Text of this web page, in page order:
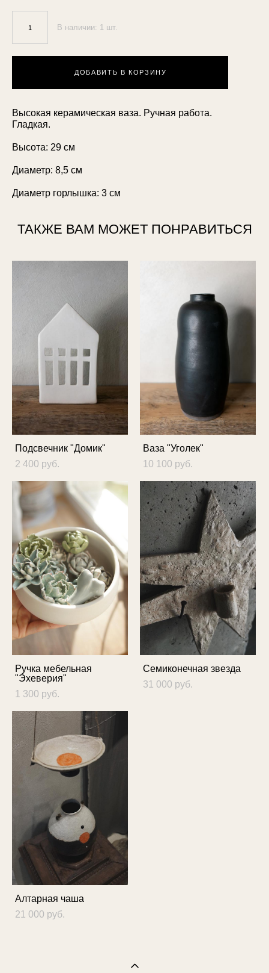
В наличии: 1 шт.
ДОБАВИТЬ В КОРЗИНУ
Высокая керамическая ваза. Ручная работа.
Гладкая.
Высота: 29 см
Диаметр: 8,5 см
Диаметр горлышка: 3 см
ТАКЖЕ ВАМ МОЖЕТ ПОНРАВИТЬСЯ
Подсвечник "Домик"
2 400 pуб.
Ваза "Уголек"
10 100 pуб.
Ручка мебельная
"Эхеверия"
1 300 pуб.
Семиконечная звезда
31 000 pуб.
Алтарная чаша
21 000 pуб.